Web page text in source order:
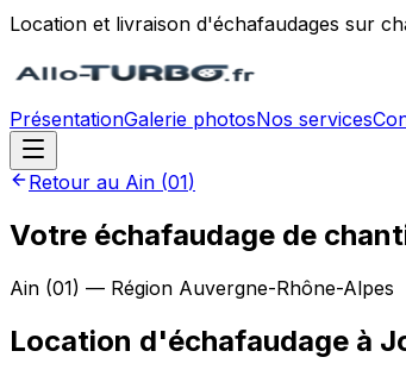
Location et livraison d'échafaudages sur
PrésentationGalerie photosNos services
Retour au Ain (01)
Votre échafaudage de
Ain (01) — Région Auvergne-Rhône-Alpes
Location d'échafaudage à